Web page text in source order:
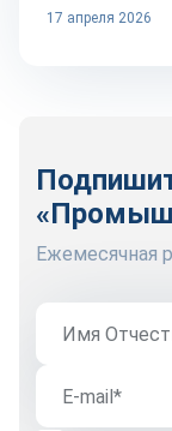
17 апреля 2026
Ежемесячная